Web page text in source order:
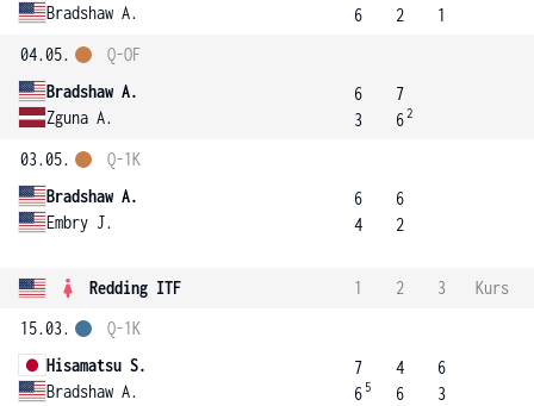
Bradshaw A.
6
2
1
04.05.
Bradshaw A.
Zguna A.
Q-OF
6
3
7
62
03.05.
Bradshaw A.
Embry J.
Q-1K
6
4
6
2
Redding ITF 1 2 3
Kurs
15.03.
Hisamatsu S.
Bradshaw A.
Q-1K
7
6 5
4
6
6
3